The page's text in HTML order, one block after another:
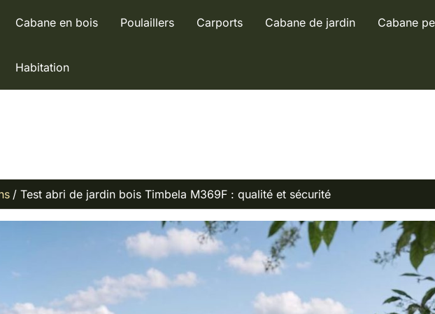
Cabane en bois Poulaillers Carports Cabane de jardin Cabane
Habitation
Test abri de jardin bois Timbela M369F : qualité et sécurité